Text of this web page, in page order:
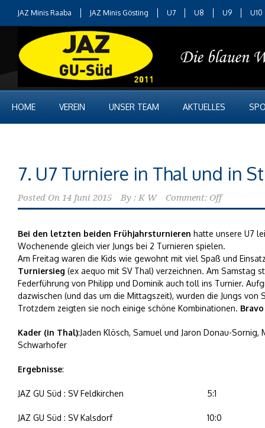
JAZ Minis Raaba JAZ Minis Gösting U7 U8 U9 U10
HOME VEREIN UNSER TEAM AKTUELLES
7. U7 Turniere in Thal und in
Posted On 14 Juni 2015 By : K W Comment: Off
Bei den letzten beiden Frühjahrsturnieren hatte unsere U7
Wochenende gleich vier Jungs bei 2 Turnieren spielen.
Am Freitag waren die Kids wie gewohnt mit viel Spaß und
Turniersieg (ex aequo mit SV Thal) verzeichnen. Am Samstag
Federführung von Philipp und Dominik auch toll ins Turnier.
dazwischen (und das um die Mittagszeit), wurden die Jungs
Trotzdem zeigten sie noch einige schöne Kombinationen.
Kader (in Thal):Jaden Klösch, Samuel und Jaron Donau-
Schwarhofer
Ergebnisse:
JAZ GU Süd : SV Feldkirchen 5:1
JAZ GU Süd : SV Kalsdorf 10:0